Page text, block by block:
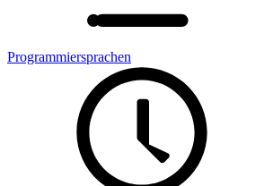
Programmiersprachen